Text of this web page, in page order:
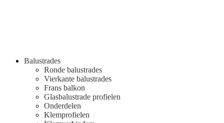
Balustrades
Ronde balustrades
Vierkante balustrades
Frans balkon
Glasbalustrade profielen
Onderdelen
Klemprofielen